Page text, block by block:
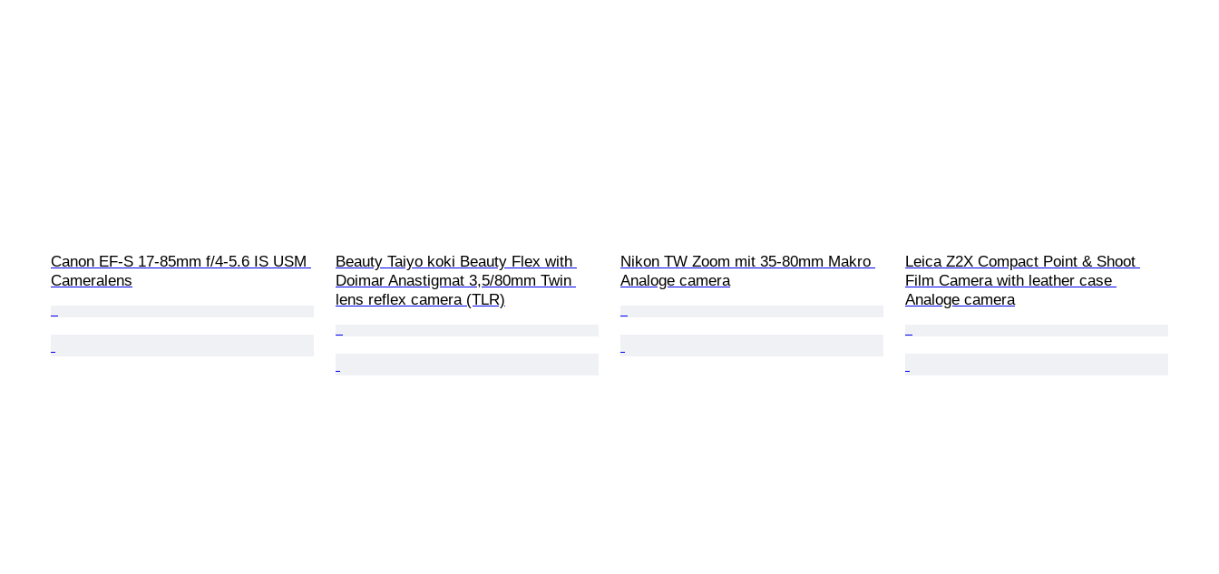
Canon EF-S 17-85mm f/4-5.6 IS USM
Cameralens
Beauty Taiyo koki Beauty Flex with
Doimar Anastigmat 3,5/80mm Twin
lens reflex camera (TLR)
Nikon TW Zoom mit 35-80mm Makro
Analoge camera
Leica Z2X Compact Point & Shoot
Film Camera with leather case
Analoge camera